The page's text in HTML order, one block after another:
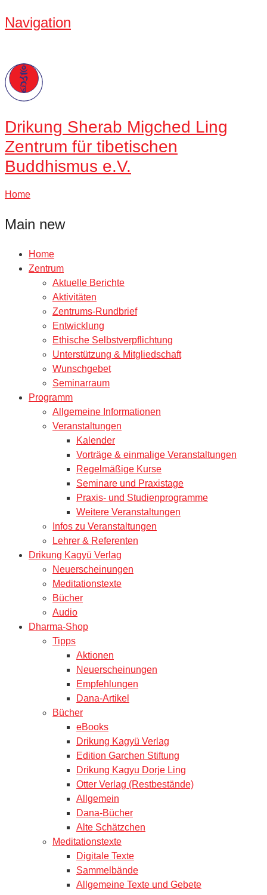
Navigation
Drikung Sherab Migched Ling
Zentrum für tibetischen
Buddhismus e.V.
Home
Main new
Home
Zentrum
Aktuelle Berichte
Aktivitäten
Zentrums-Rundbrief
Entwicklung
Ethische Selbstverpflichtung
Unterstützung & Mitgliedschaft
Wunschgebet
Seminarraum
Programm
Allgemeine Informationen
Veranstaltungen
Kalender
Vorträge & einmalige Veranstaltungen
Regelmäßige Kurse
Seminare und Praxistage
Praxis- und Studienprogramme
Weitere Veranstaltungen
Infos zu Veranstaltungen
Lehrer & Referenten
Drikung Kagyü Verlag
Neuerscheinungen
Meditationstexte
Bücher
Audio
Dharma-Shop
Tipps
Aktionen
Neuerscheinungen
Empfehlungen
Dana-Artikel
Bücher
eBooks
Drikung Kagyü Verlag
Edition Garchen Stiftung
Drikung Kagyu Dorje Ling
Otter Verlag (Restbestände)
Allgemein
Dana-Bücher
Alte Schätzchen
Meditationstexte
Digitale Texte
Sammelbände
Allgemeine Texte und Gebete